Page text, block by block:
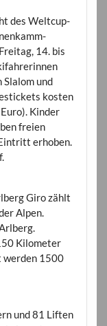
des Weltcup-
14. bis
Slalom und
kosten
Kinder
freien
erhoben.
Giro zählt
Alpen.
Kilometer
werden 1500
und 81 Liften